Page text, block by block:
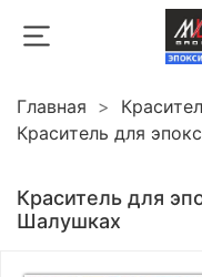
Главная
Краситель для
Краситель для
Шалушках